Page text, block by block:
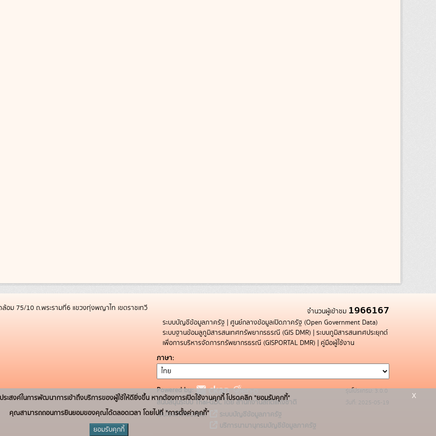
อม 75/10 ถ.พระรามที่6 แขวงทุ่งพญาไท เขตราชเทวี จำนวนผู้เข้าชม 1966167
ระบบบัญชีข้อมูลภาครัฐ | ศูนย์กลางข้อมูลเปิดภาครัฐ (Open Government Data)
ระบบฐานข้อมลูภูมิสารสนเทศทรัพยากรธรณี (GIS DMR) | ระบบภูมิสารสนเทศประยุกต์
เพื่อการบริหารจัดการทรัพยากรธรณี (GISPORTAL DMR) | คู่มือผู้ใช้งาน
ภาษา
Powered by:
สนับสนุนระบบ Thai-GDC โดย สำนักงานสถิติแห่งชาติ
เว็บไซต์ที่เกี่ยวข้อง:
ระบบบัญชีข้อมูลภาครัฐ
บริการนามานุกรมบัญชีข้อมูลภาครัฐ
รุ่นโปรแกรม: 3.0.0
วันที่: 2025-05-19
ระสงค์ในการพัฒนาการเข้าถึงบริการของผู้ใช้ให้ดียิ่งขึ้น หากต้องการเปิดใช้งานคุกกี้ โปรดคลิก "ยอมรับคุกกี้"
คุณสามารถถอนการยินยอมของคุณได้ตลอดเวลา โดยไปที่ "การตั้งค่าคุกกี้"
ยอมรับคุกกี้
x